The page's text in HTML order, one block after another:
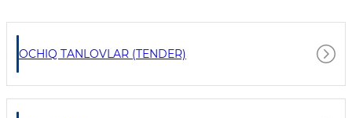
OCHIQ TANLOVLAR (TENDER)